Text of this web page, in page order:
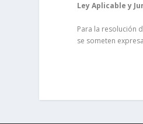
Ley Aplicable y
Para la resolución
se someten